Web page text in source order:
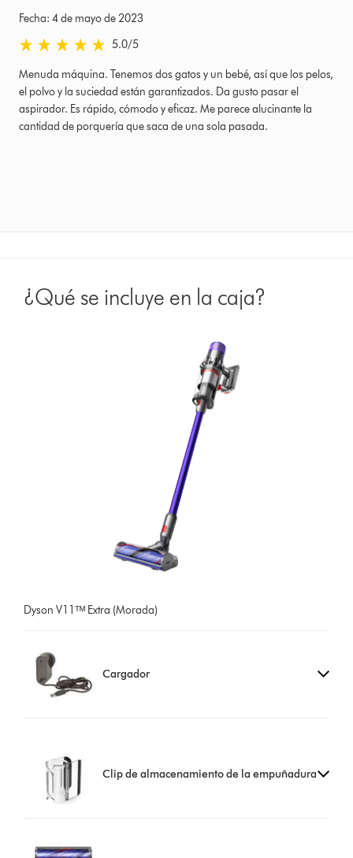
Fecha: 4 de mayo de 2023
5.0 estrellas de 5 de Fecha: 4 de mayo de 2023 Ratings
5.0/5
Menuda máquina. Tenemos dos gatos y un bebé, así que los pelos,
el polvo y la suciedad están garantizados. Da gusto pasar el
aspirador. Es rápido, cómodo y eficaz. Me parece alucinante la
cantidad de porquería que saca de una sola pasada.
¿Qué se incluye en la caja?
Dyson V11ᵀᴹ Extra (Morada)
Cargador
Clip de almacenamiento de la empuñadura